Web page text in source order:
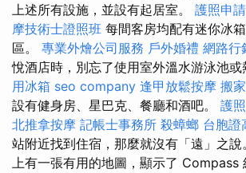
上述所有設施，並設有起居室。 護照申請
摩技術士證照班 每間客房均配有迷你冰
區。 專業外燴公司服務 戶外婚禮 網路行
悅酒店時，別忘了使用室外溫水游泳池或
用冰箱 seo company 逢甲放鬆按摩 搬
設有健身房、星巴克、餐廳和酒吧。 護
北推拿按摩 記帳士事務所 殺蟑螂 台胞證
站附近找到住宿，那麼就沒有「遠」之
上有一張有用的地圖，顯示了 Compass